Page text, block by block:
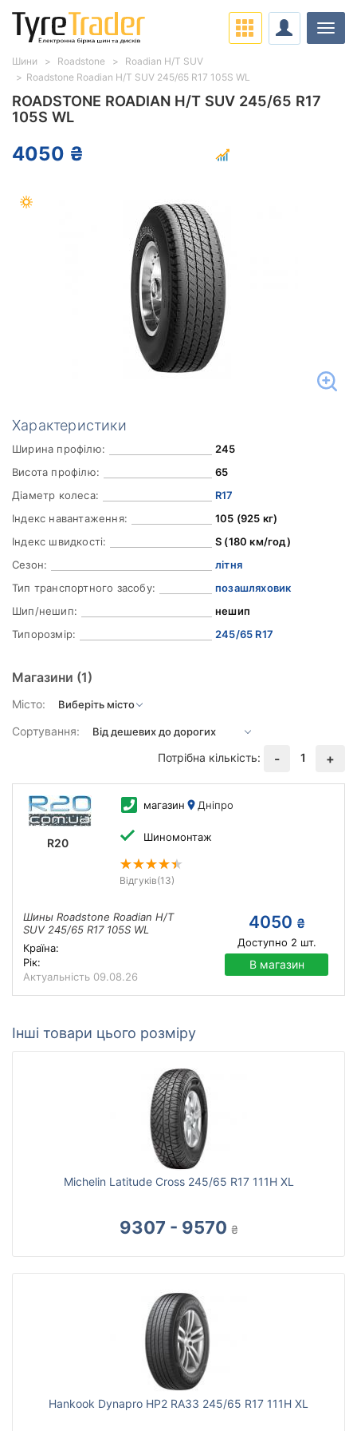
ROADSTONE ROADIAN H/T SUV 245/65 R17
105S WL
4050 ₴
Характеристики
Ширина профілю:
245
Висота профілю:
65
Діаметр колеса:
R17
Індекс навантаження:
105 (925 кг)
Індекс швидкості:
S (180 км/год)
Сезон:
літня
Тип транспортного засобу:
позашляховик
Шип/нешип:
нешип
Типорозмір:
245/65 R17
Магазини (1)
Місто:
Сортування:
Потрібна кількість:
- 1 +
R20
магазин Дніпро
Шиномонтаж
Відгуків(13)
Шины Roadstone Roadian H/T
SUV 245/65 R17 105S WL
Країна:
Рік:
Актуальність 09.08.26
4050 ₴
Доступно 2 шт.
В магазин
Інші товари цього розміру
Michelin Latitude Cross 245/65 R17 111H XL
9307 - 9570 ₴
Hankook Dynapro HP2 RA33 245/65 R17 111H XL
Шини Roadstone
Roadian H/T SUV
Roadstone Roadian H/T SUV 245/65 R17 105S WL